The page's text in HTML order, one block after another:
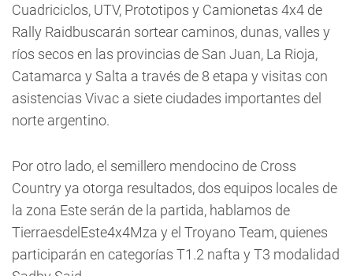
Cuadriciclos, UTV, Prototipos y Camionetas 4x4 de
Rally Raidbuscarán sortear caminos, dunas, valles y
ríos secos en las provincias de San Juan, La Rioja,
Catamarca y Salta a través de 8 etapa y visitas con
asistencias Vivac a siete ciudades importantes del
norte argentino.
Por otro lado, el semillero mendocino de Cross
Country ya otorga resultados, dos equipos locales de
la zona Este serán de la partida, hablamos de
TierraesdelEste4x4Mza y el Troyano Team, quienes
participarán en categorías T1.2 nafta y T3 modalidad